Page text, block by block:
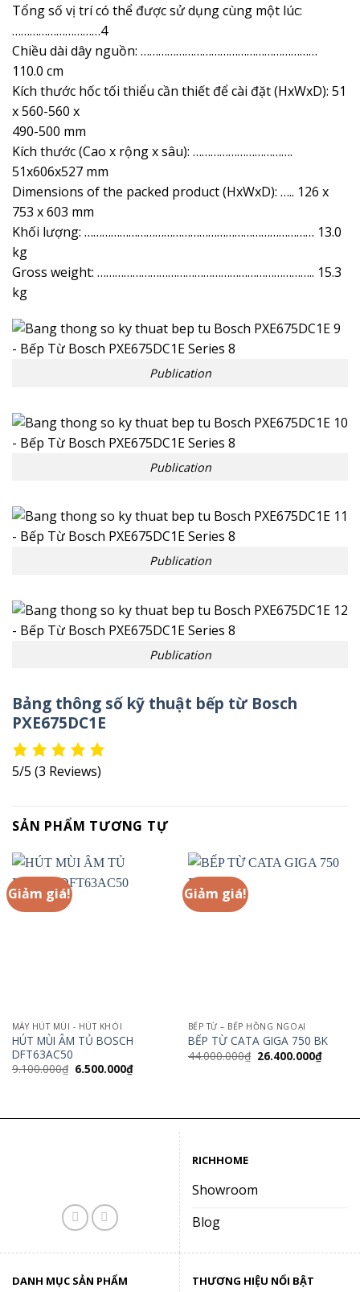
Tổng số vị trí có thể được sử dụng cùng một lúc:
…………………………4
Chiều dài dây nguồn: ……………………………………………………
110.0 cm
Kích thước hốc tối thiểu cần thiết để cài đặt (HxWxD): 51
x 560-560 x
490-500 mm
Kích thước (Cao x rộng x sâu): …………………………….
51x606x527 mm
Dimensions of the packed product (HxWxD): ….. 126 x
753 x 603 mm
Khối lượng: …………………………………………………………………… 13.0
kg
Gross weight: ……………………………………………………………….. 15.3
kg
Publication
Publication
Publication
Publication
Bảng thông số kỹ thuật bếp từ Bosch
PXE675DC1E
5/5 (3 Reviews)
SẢN PHẨM TƯƠNG TỰ
Giảm giá!
MÁY HÚT MÙI - HÚT KHÓI
HÚT MÙI ÂM TỦ BOSCH
DFT63AC50
9.100.000₫ Giá
6.500.000₫Giá
hiện
Giảm giá!
BẾP TỪ – BẾP HỒNG NGOẠI
BẾP TỪ CATA GIGA 750 BK
44.000.000₫ Giá
gốc
26.400.000₫Giá
hiện
RICHHOME
Showroom
Blog
DANH MỤC SẢN PHẨM THƯƠNG HIỆU NỔI BẬT